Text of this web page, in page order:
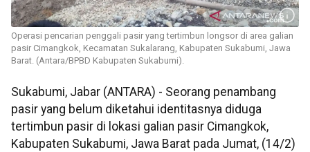
Operasi pencarian penggali pasir yang tertimbun longsor di area galian
pasir Cimangkok, Kecamatan Sukalarang, Kabupaten Sukabumi, Jawa
Barat. (Antara/BPBD Kabupaten Sukabumi).
Sukabumi, Jabar (ANTARA) - Seorang penambang
pasir yang belum diketahui identitasnya diduga
tertimbun pasir di lokasi galian pasir Cimangkok,
Kabupaten Sukabumi, Jawa Barat pada Jumat, (14/2)